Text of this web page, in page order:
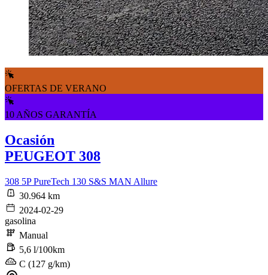
OFERTAS DE VERANO
10 AÑOS GARANTÍA
Ocasión
PEUGEOT 308
308 5P PureTech 130 S&S MAN Allure
30.964 km
2024-02-29
gasolina
Manual
5,6 l/100km
C (127 g/km)